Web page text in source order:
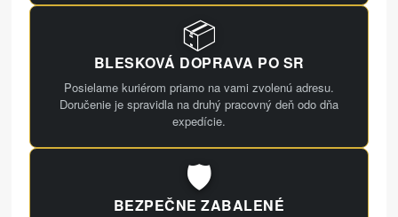
📦
BLESKOVÁ DOPRAVA PO SR
Posielame kuriérom priamo na vami zvolenú adresu.
Doručenie je spravidla na druhý pracovný deň odo dňa
expedície.
🛡️
BEZPEČNE ZABALENÉ